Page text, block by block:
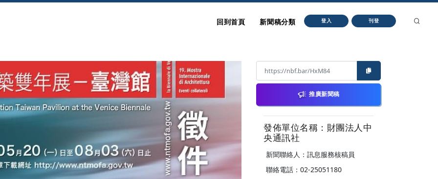
回到首頁 新聞稿分類 登入 刊登
推廣新聞稿
發佈單位名稱：財團法人中
央通訊社
新聞聯絡人：訊息服務核稿員
聯絡電話：02-25051180